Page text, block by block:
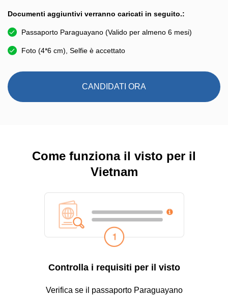
Documenti aggiuntivi verranno caricati in seguito.:
Passaporto Paraguayano (Valido per almeno 6 mesi)
Foto (4*6 cm), Selfie è accettato
CANDIDATI ORA
Come funziona il visto per il
Vietnam
Controlla i requisiti per il visto
Verifica se il passaporto Paraguayano